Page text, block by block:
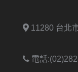
11280 台北
電話